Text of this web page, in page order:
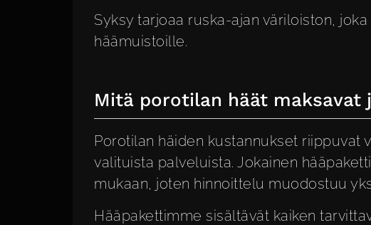
Syksy tarjoaa ruska-ajan väriloiston,
häämuistoille.
Mitä porotilan häät maksavat
Porotilan häiden kustannukset riippuvat
valituista palveluista. Jokainen
mukaan, joten hinnoittelu muodostuu
Hääpakettimme sisältävät kaiken